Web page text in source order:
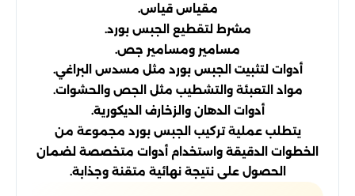
مقياس قياس.
مشرط لتقطيع الجبس بورد.
مسامير ومسامير جص.
أدوات لتثبيت الجبس بورد مثل مسدس البراغي.
مواد التعبئة والتشطيب مثل الجص والحشوات.
أدوات الدهان والزخارف الديكورية.
يتطلب عملية تركيب الجبس بورد مجموعة من
الخطوات الدقيقة واستخدام أدوات متخصصة لضمان
الحصول على نتيجة نهائية متقنة وجذابة.